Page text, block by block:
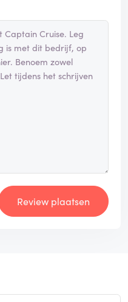
Review plaatsen